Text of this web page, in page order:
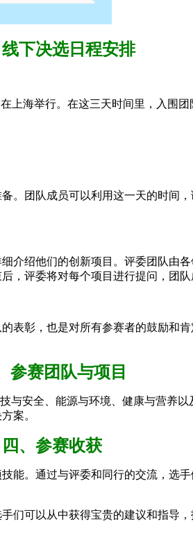
下决选日程安排
海举行。在这三天时间里，入围
。团队成员可以利用这一天的时间
介绍他们的创新项目。评委团队由
评委将对每个项目进行提问，团
表彰，也是对所有参赛者的鼓励和
参赛团队与项目
安全、能源与环境、健康与营养
案。
四、参赛收获
能。通过与评委和同行的交流，选
们可以从中获得宝贵的建议和指导